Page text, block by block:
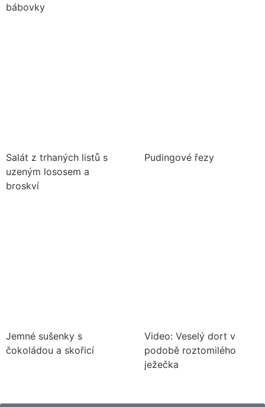
bábovky
Salát z trhaných listů s
uzeným lososem a
broskví
Pudingové řezy
Jemné sušenky s
čokoládou a skořicí
Video: Veselý dort v
podobě roztomilého
ježečka